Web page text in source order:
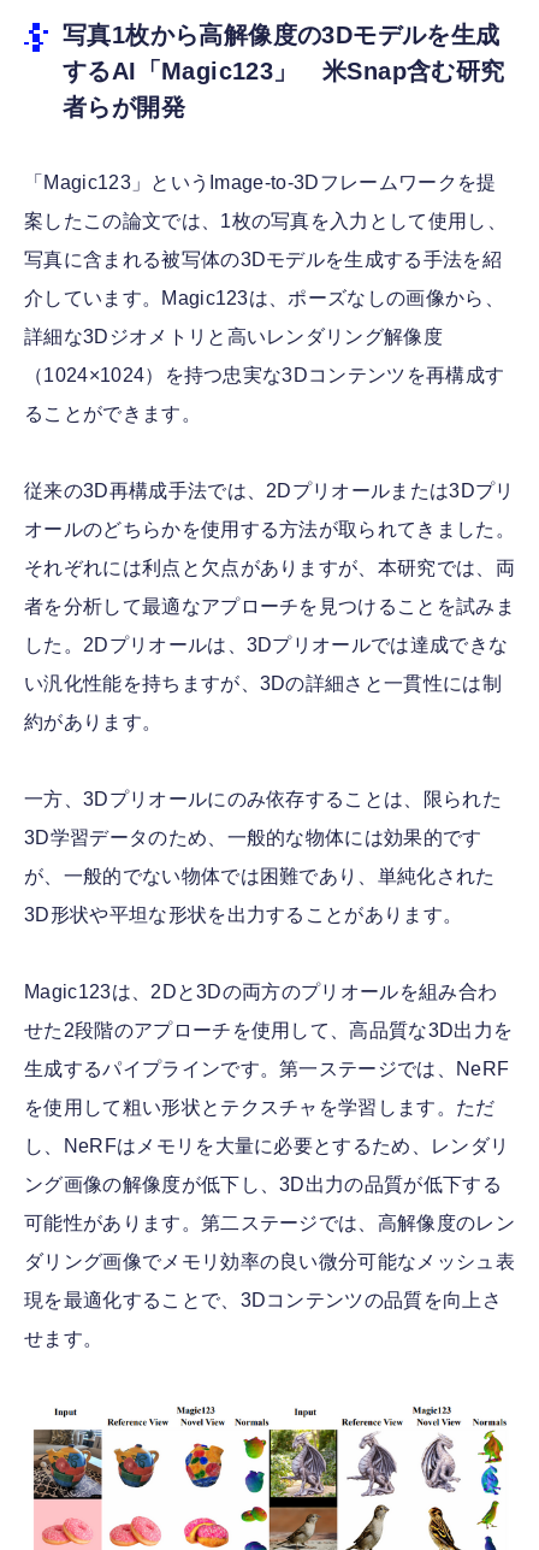
写真1枚から高解像度の3Dモデルを生成
するAI「Magic123」 米Snap含む研究
者らが開発
「Magic123」というImage-to-3Dフレームワークを提
案したこの論文では、1枚の写真を入力として使用し、
写真に含まれる被写体の3Dモデルを生成する手法を紹
介しています。Magic123は、ポーズなしの画像から、
詳細な3Dジオメトリと高いレンダリング解像度
（1024×1024）を持つ忠実な3Dコンテンツを再構成す
ることができます。
従来の3D再構成手法では、2Dプリオールまたは3Dプリ
オールのどちらかを使用する方法が取られてきました。
それぞれには利点と欠点がありますが、本研究では、両
者を分析して最適なアプローチを見つけることを試みま
した。2Dプリオールは、3Dプリオールでは達成できな
い汎化性能を持ちますが、3Dの詳細さと一貫性には制
約があります。
一方、3Dプリオールにのみ依存することは、限られた
3D学習データのため、一般的な物体には効果的です
が、一般的でない物体では困難であり、単純化された
3D形状や平坦な形状を出力することがあります。
Magic123は、2Dと3Dの両方のプリオールを組み合わ
せた2段階のアプローチを使用して、高品質な3D出力を
生成するパイプラインです。第一ステージでは、NeRF
を使用して粗い形状とテクスチャを学習します。ただ
し、NeRFはメモリを大量に必要とするため、レンダリ
ング画像の解像度が低下し、3D出力の品質が低下する
可能性があります。第二ステージでは、高解像度のレン
ダリング画像でメモリ効率の良い微分可能なメッシュ表
現を最適化することで、3Dコンテンツの品質を向上さ
せます。